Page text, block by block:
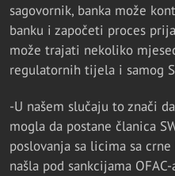
sagovornik, banka može
banku i započeti proces
može trajati nekoliko
regulatornih tijela i samog
-U našem slučaju to znači
mogla da postane članica
poslovanja sa licima sa
našla pod sankcijama